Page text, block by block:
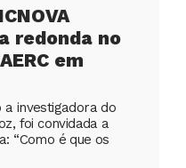
redonda no
em
investigadora do
foi convidada a
“Como é que os